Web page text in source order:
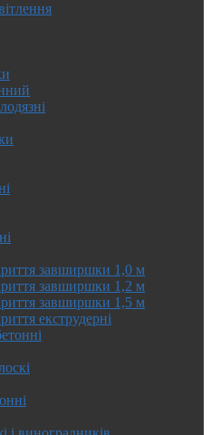
завширшки 1,0 м
завширшки 1,2 м
завширшки 1,5 м
екструдерні